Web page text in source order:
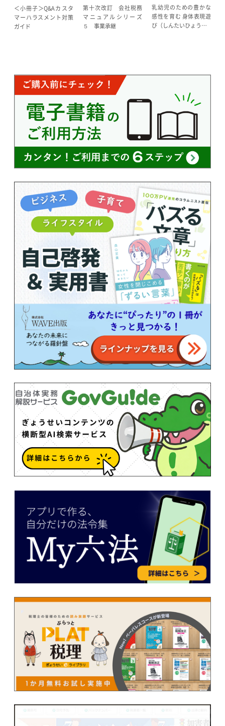
＜小冊子＞Q&Aカスタ
マーハラスメント対策
ガイド
第十次改訂 会社税務
マニュアルシリーズ
５ 事業承継
乳幼児のための豊かな
感性を育む 身体表現遊
び（しんたいひょう…